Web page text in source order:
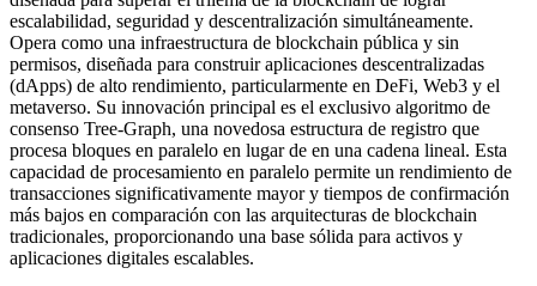
escalabilidad, seguridad y descentralización simultáneamente.
Opera como una infraestructura de blockchain pública y sin
permisos, diseñada para construir aplicaciones descentralizadas
(dApps) de alto rendimiento, particularmente en DeFi, Web3 y el
metaverso. Su innovación principal es el exclusivo algoritmo de
consenso Tree-Graph, una novedosa estructura de registro que
procesa bloques en paralelo en lugar de en una cadena lineal. Esta
capacidad de procesamiento en paralelo permite un rendimiento de
transacciones significativamente mayor y tiempos de confirmación
más bajos en comparación con las arquitecturas de blockchain
tradicionales, proporcionando una base sólida para activos y
aplicaciones digitales escalables.